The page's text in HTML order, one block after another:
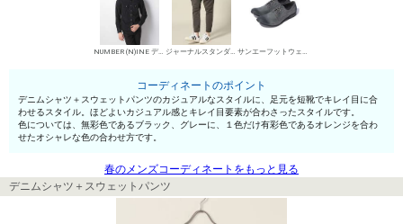
NUMBER (N)INE デニムシャツ ジャーナルスタンダード スウェットパンツ サンエーフットウェア 短靴・レザーシューズ
コーディネートのポイント
デニムシャツ＋スウェットパンツのカジュアルなスタイルに、足元を短靴でキレイ目に合
わせるスタイル。ほどよいカジュアル感とキレイ目要素が合わさったスタイルです。
色については、無彩色であるブラック、グレーに、１色だけ有彩色であるオレンジを合わ
せたオシャレな色の合わせ方です。
春のメンズコーディネートをもっと見る
デニムシャツ＋スウェットパンツ